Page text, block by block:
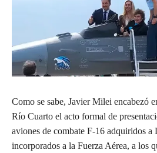
Como se sabe, Javier Milei encabezó
Río Cuarto el acto formal de
aviones de combate F-16 adquiridos a
incorporados a la Fuerza Aérea, a los